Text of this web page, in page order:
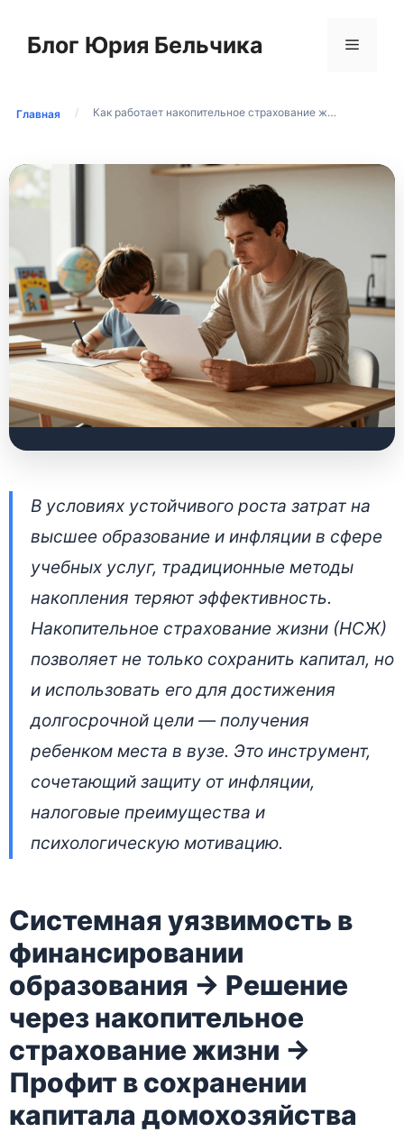
содержимому
Блог Юрия Бельчика Меню
Главная / Как работает накопительное страхование ж…
Как работает
накопительное
страхование жизни в
Беларуси: решение
проблемы
финансирования
образования ребенка
В условиях устойчивого роста затрат на
высшее образование и инфляции в сфере
учебных услуг, традиционные методы
накопления теряют эффективность.
Накопительное страхование жизни (НСЖ)
позволяет не только сохранить капитал, но
и использовать его для достижения
долгосрочной цели — получения
ребенком места в вузе. Это инструмент,
сочетающий защиту от инфляции,
налоговые преимущества и
психологическую мотивацию.
Системная уязвимость в
финансировании
образования → Решение
через накопительное
страхование жизни →
Профит в сохранении
капитала домохозяйства